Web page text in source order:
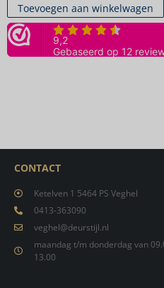
Toevoegen aan winkelwagen
CONTACT
Ketelven 1 5464 PS Veghel
0413-363090
veghel@deurstijl.nl
maandag t/m donderdag van
13.00